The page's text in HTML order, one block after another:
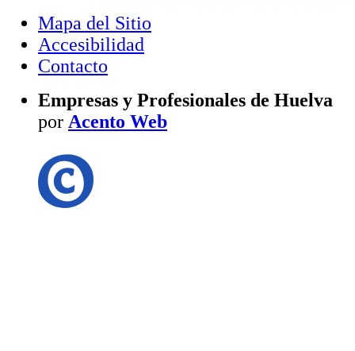
Mapa del Sitio
Accesibilidad
Contacto
Empresas y Profesionales de Huelva
por Acento Web